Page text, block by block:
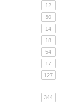
12
30
14
18
54
17
127
344